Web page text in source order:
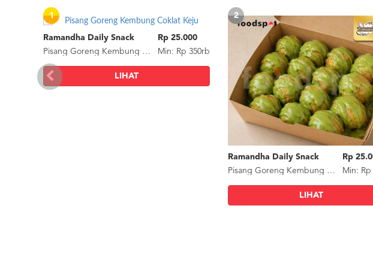
1
Ramandha Daily Snack
Pisang Goreng Kembung Coklat Keju
Rp 25.000
Min: Rp 350rb
LIHAT
2
Ramandha Daily Snack
Pisang Goreng Kembung Greentea
Rp
Min: Rp
LIHAT